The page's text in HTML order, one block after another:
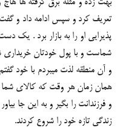
تعریف کرد و سپس ادامه داد و گفت:
پذیرایی او را به بازار برد . یک
شماست و با پول خودتان خریداری
و آن منطقه لذت میبردم با خود
همان زمان هر وقت که کالای شما
و فرزندانت را بگیر و به این جا
زندگی تازه خود را شروع کردند.